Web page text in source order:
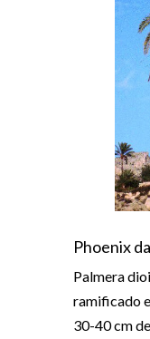
Phoenix
Palmera
ramificado
30-40 cm